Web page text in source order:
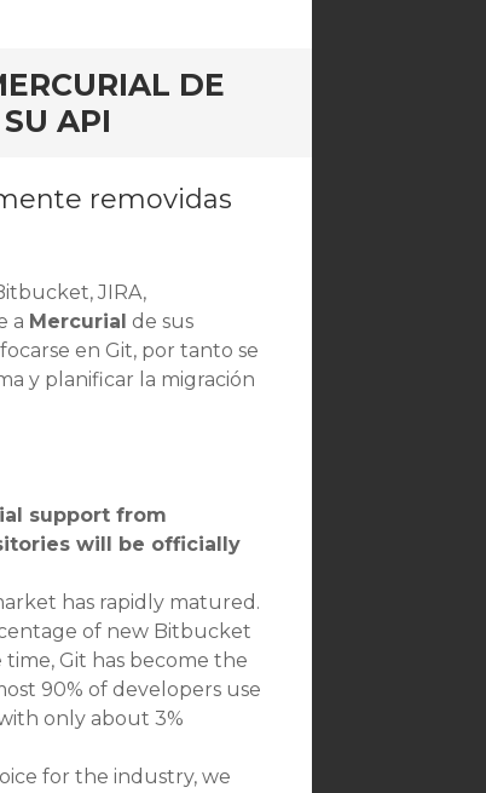
DE
API
removidas
JIRA,
a Mercurial de sus
en Git, por tanto se
y planificar la migración
support from
will be officially
has rapidly matured.
of new Bitbucket
time, Git has become the
90% of developers use
only about 3%
for the industry, we